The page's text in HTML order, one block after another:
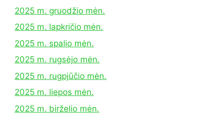
2025 m. gruodžio mėn.
2025 m. lapkričio mėn.
2025 m. spalio mėn.
2025 m. rugsėjo mėn.
2025 m. rugpjūčio mėn.
2025 m. liepos mėn.
2025 m. birželio mėn.